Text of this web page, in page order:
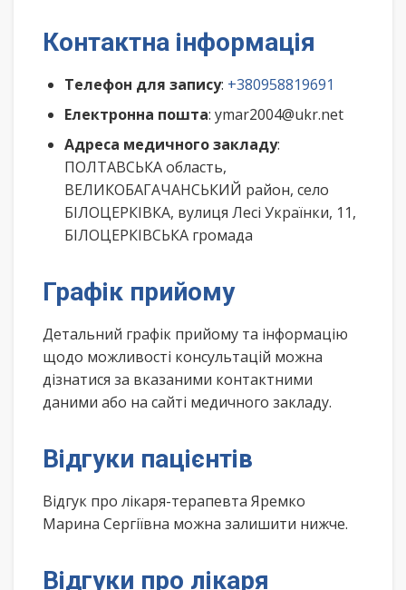
Контактна інформація
Телефон для запису: +380958819691
Електронна пошта: ymar2004@ukr.net
Адреса медичного закладу:
ПОЛТАВСЬКА область,
ВЕЛИКОБАГАЧАНСЬКИЙ район, село
БІЛОЦЕРКІВКА, вулиця Лесі Українки, 11,
БІЛОЦЕРКІВСЬКА громада
Графік прийому
Детальний графік прийому та інформацію
щодо можливості консультацій можна
дізнатися за вказаними контактними
даними або на сайті медичного закладу.
Відгуки пацієнтів
Відгук про лікаря-терапевта Яремко
Марина Сергіївна можна залишити нижче.
Відгуки про лікаря